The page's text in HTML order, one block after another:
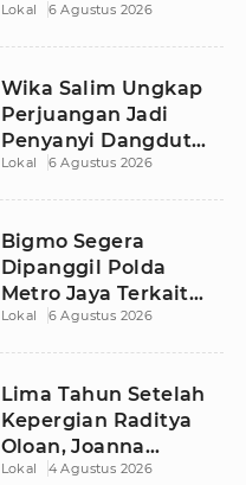
Bawakan Lagu
Lokal 6 Agustus 2026
Wika Salim Ungkap
Perjuangan Jadi
Penyanyi Dangdut
Sejak SMP, Pernah
Lokal 6 Agustus 2026
Bigmo Segera
Dipanggil Polda
Metro Jaya Terkait
Dugaan Libatkan
Lokal 6 Agustus 2026
Lima Tahun Setelah
Kepergian Raditya
Oloan, Joanna
Alexandra Kembali
Lokal 4 Agustus 2026